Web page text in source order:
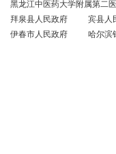
黑龙江中医药大学附属第二
拜泉县人民政府
宾县人
伊春市人民政府
哈尔滨